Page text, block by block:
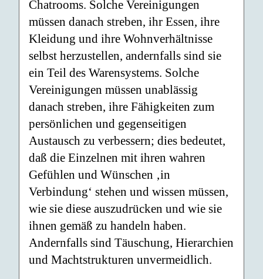
Chatrooms. Solche Vereinigungen
müssen danach streben, ihr Essen, ihre
Kleidung und ihre Wohnverhältnisse
selbst herzustellen, andernfalls sind sie
ein Teil des Warensystems. Solche
Vereinigungen müssen unablässig
danach streben, ihre Fähigkeiten zum
persönlichen und gegenseitigen
Austausch zu verbessern; dies bedeutet,
daß die Einzelnen mit ihren wahren
Gefühlen und Wünschen ‚in
Verbindung‘ stehen und wissen müssen,
wie sie diese auszudrücken und wie sie
ihnen gemäß zu handeln haben.
Andernfalls sind Täuschung, Hierarchien
und Machtstrukturen unvermeidlich.